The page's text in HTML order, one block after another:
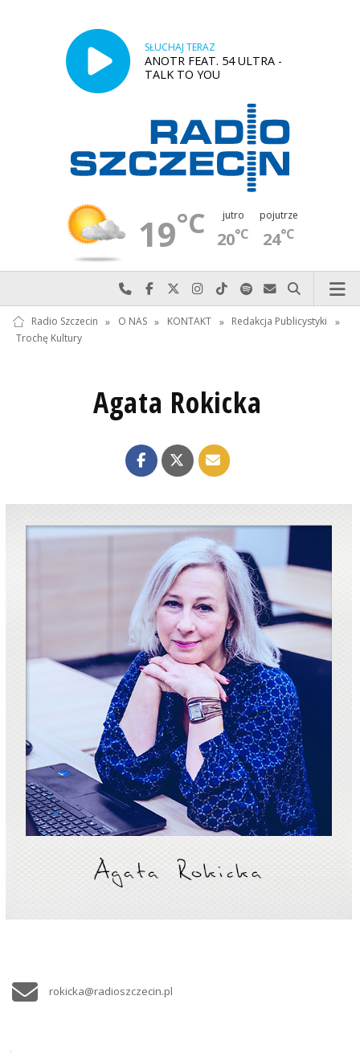
SŁUCHAJ TERAZ
ANOTR FEAT. 54 ULTRA -
TALK TO YOU
19°C jutro
20°C
pojutrze
24°C
Najlepiej po prostu do nas zadzwoń
Odwiedź nas na Facebook-u
Odwiedź nas na X
Odwiedź nas na Instagram-ie
Odwiedź nas na TikTok-u
Szukaj nas na Spotify
Wyślij do nas
Szukaj
Radio Szczecin » O NAS » KONTAKT » Redakcja Publicystyki
»
Trochę Kultury
Agata Rokicka
rokicka@radioszczecin.pl